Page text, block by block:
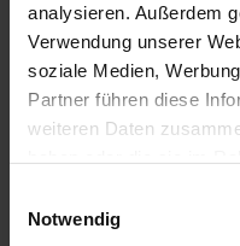
analysieren. Außerdem
Verwendung unserer
soziale Medien,
Partner führen diese
weiteren Daten
Notwendig
Project